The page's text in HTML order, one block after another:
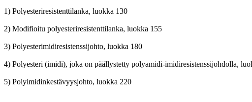
1) Polyesteriresistenttilanka, luokka 130
2) Modifioitu polyesteriresistenttilanka, luokka 155
3) Polyesterimidiresistenssijohto, luokka 180
4) Polyesteri (imidi), joka on päällystetty polyamidi-imidiresistenssijohdolla,
5) Polyimidinkestävyysjohto, luokka 220